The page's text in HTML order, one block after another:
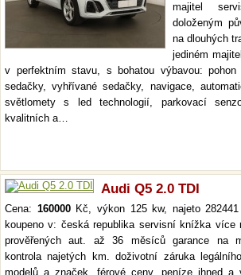
majitel
doloženým
na dlouhých
jediném
v perfektním stavu, s bohatou výbavou:
sedačky, vyhřívané sedačky, navigace,
světlomety s led technologií, parkovací
kvalitních a…
Audi Q5 2.0 TDI
Cena: 160000Kč, výkon 125 kw, najeto
koupeno v: česká republika servisní knížka
prověřených aut. až 36 měsíců garance na
kontrola najetých km. doživotní záruka
modelů a značek, férové ceny, peníze ihned a